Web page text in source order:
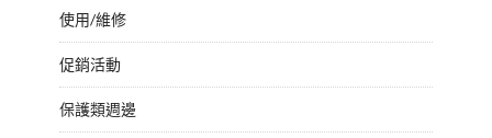
使用/維修
促銷活動
保護類週邊